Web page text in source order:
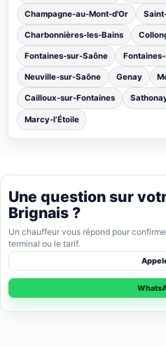
Champagne-au-Mont-d'Or
Charbonnières-les-Bains
Fontaines-sur-Saône
Neuville-sur-Saône Genay
Cailloux-sur-Fontaines
Marcy-l’Étoile
Une question sur
Brignais ?
Un chauffeur vous répond pour
terminal ou le tarif.